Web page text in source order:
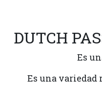
DUTCH
Es
Es una variedad